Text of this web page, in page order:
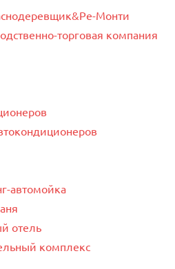
Монти
торговая компания
автомойка
отель
комплекс